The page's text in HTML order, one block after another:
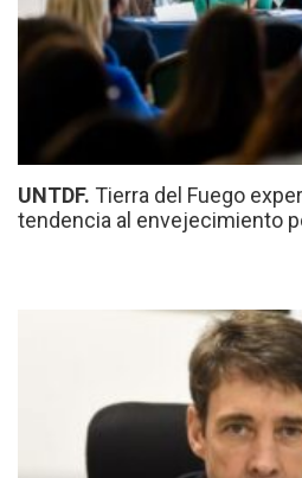
UNTDF. Tierra del Fuego
tendencia al envejecimiento